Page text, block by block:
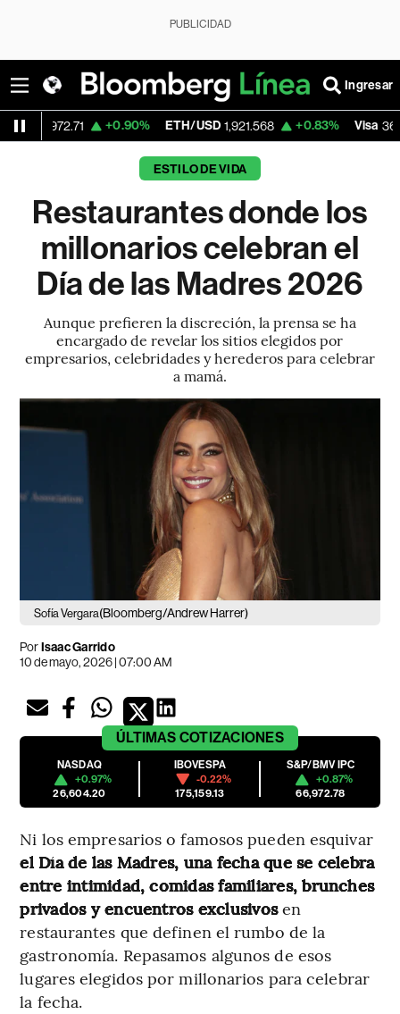
PUBLICIDAD
Ingresar
+0.90% ETH/USD 1,921.568 +0.83% Visa 366.38 -
ESTILO DE VIDA
Restaurantes donde los
millonarios celebran el
Día de las Madres 2026
Aunque prefieren la discreción, la prensa se ha
encargado de revelar los sitios elegidos por
empresarios, celebridades y herederos para celebrar
a mamá.
Sofía Vergara(Bloomberg/Andrew Harrer)
PorIsaac Garrido
10 de mayo, 2026 | 07:00 AM
ÚLTIMAS COTIZACIONES
NASDAQ
+0.97%
26,604.20
IBOVESPA
-0.22%
175,159.13
S&P/BMV IPC
+0.87%
66,972.78
Ni los empresarios o famosos pueden esquivar
el Día de las Madres, una fecha que se celebra
entre intimidad, comidas familiares, brunches
privados y encuentros exclusivosen
restaurantes que definen el rumbo de la
gastronomía. Repasamos algunos de esos
lugares elegidos por millonarios para celebrar
la fecha.